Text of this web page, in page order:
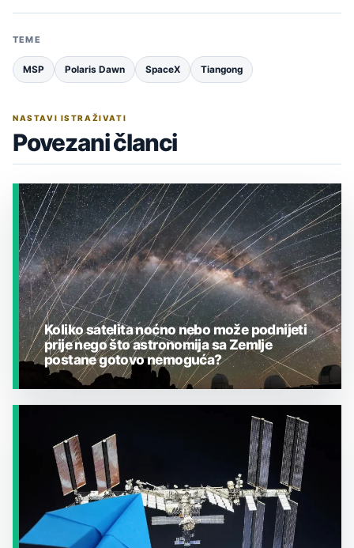
TEME
MSP Polaris Dawn SpaceX Tiangong
NASTAVI ISTRAŽIVATI
Povezani članci
Koliko satelita noćno nebo može podnijeti
prije nego što astronomija sa Zemlje
postane gotovo nemoguća?